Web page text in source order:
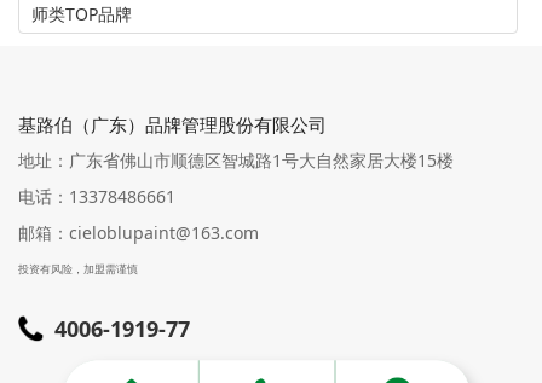
师类TOP品牌
基路伯（广东）品牌管理股份有限公司
地址：广东省佛山市顺德区智城路1号大自然家居大楼15楼
电话：13378486661
邮箱：cieloblupaint@163.com
投资有风险，加盟需谨慎
4006-1919-77